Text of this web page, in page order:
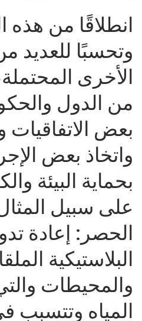
انطلاقًا من هذه
وتحسبًا للعديد
الأخرى
من الدول
بعض الاتفاقيات
واتخاذ بعض
بحماية البيئة
على سبيل
الحصر: إعادة
البلاستيكية
والمحيطات
المياه